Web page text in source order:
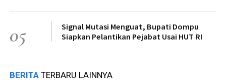
05
Signal Mutasi Menguat, Bupati Dompu
Siapkan Pelantikan Pejabat Usai HUT RI
BERITA TERBARU LAINNYA